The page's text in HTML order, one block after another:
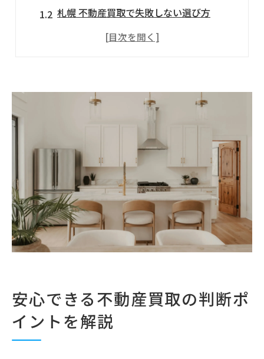
札幌 不動産買取で失敗しない選び方
不動産買取で安心できる契約の注意点
札幌市で高く早く売るための必須ノウハウ
札幌 不動産買取で高額査定を得るコツ
不動産買取業者一覧を活用した売却戦略
札幌マンション売却おすすめポイント解説
北海道不動産買取の現金化スピードを比較
任意売却や相続も対応する運営体制の選び方
任意売却に強い不動産買取業者の条件
相続対応の不動産買取で安心できる体制
家財整理も任せられる不動産買取の特徴
終活相談と不動産買取の連携ノウハウ
悪質業者から守るための不動産買取対策
安心できる不動産買取の判断ポ
イントを解説